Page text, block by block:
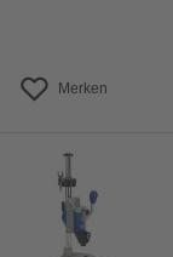
Merken